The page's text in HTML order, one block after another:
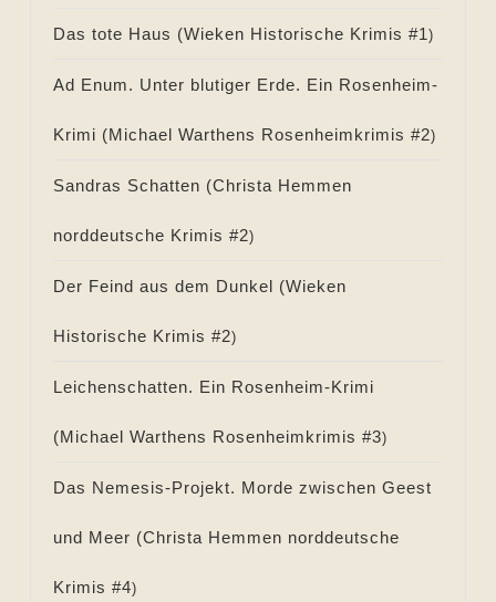
Das tote Haus (Wieken Historische Krimis #1)
Ad Enum. Unter blutiger Erde. Ein Rosenheim-
Krimi (Michael Warthens Rosenheimkrimis #2)
Sandras Schatten (Christa Hemmen
norddeutsche Krimis #2)
Der Feind aus dem Dunkel (Wieken
Historische Krimis #2)
Leichenschatten. Ein Rosenheim-Krimi
(Michael Warthens Rosenheimkrimis #3)
Das Nemesis-Projekt. Morde zwischen Geest
und Meer (Christa Hemmen norddeutsche
Krimis #4)